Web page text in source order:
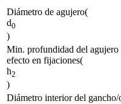
Diámetro de agujero(
d0
)
Min. profundidad del agujero
efecto en fijaciones(
h2
)
Diámetro interior del gancho/